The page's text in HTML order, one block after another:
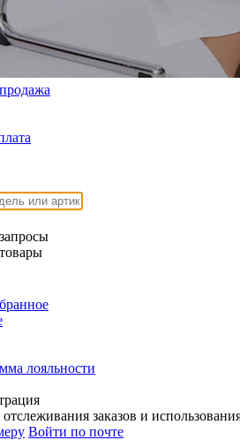
лояльности
отслеживания заказов и
Войти по почте